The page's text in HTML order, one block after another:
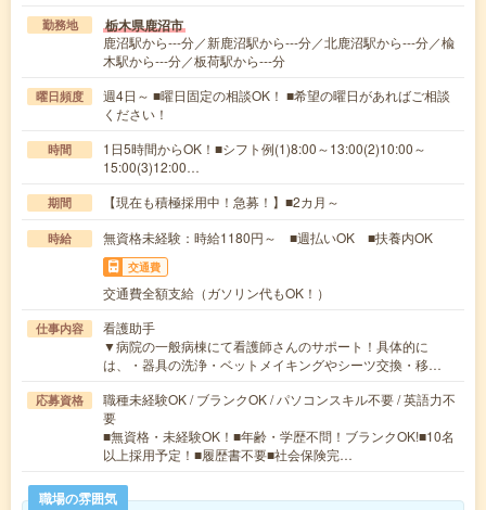
勤務地 栃木県鹿沼市
鹿沼駅から---分／新鹿沼駅から---分／北鹿沼駅から---分／楡
木駅から---分／板荷駅から---分
曜日頻度
週4日～ ■曜日固定の相談OK！ ■希望の曜日があればご相談
ください！
時間
1日5時間からOK！■シフト例(1)8:00～13:00(2)10:00～
15:00(3)12:00…
期間 【現在も積極採用中！急募！】■2カ月～
時給 無資格未経験：時給1180円～ ■週払いOK ■扶養内OK
交通費
交通費全額支給（ガソリン代もOK！）
仕事内容
看護助手
▼病院の一般病棟にて看護師さんのサポート！具体的に
は、・器具の洗浄・ベットメイキングやシーツ交換・移…
応募資格
職種未経験OK / ブランクOK / パソコンスキル不要 / 英語力不
要
■無資格・未経験OK！■年齢・学歴不問！ブランクOK!■10名
以上採用予定！■履歴書不要■社会保険完…
職場の雰囲気